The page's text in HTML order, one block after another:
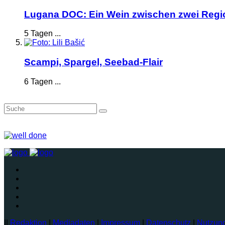
Lugana DOC: Ein Wein zwischen zwei
5 Tagen ...
Scampi, Spargel, Seebad-Flair
6 Tagen ...
Redaktion Mediadaten Impressum Datenschutz